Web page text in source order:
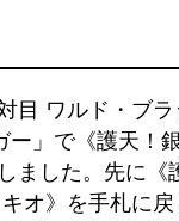
目 ワルド・ブ
ー」で《護天！
ました。先に
オ》を手札に